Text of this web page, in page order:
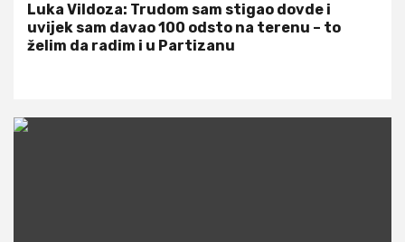
Luka Vildoza: Trudom sam stigao dovde i
uvijek sam davao 100 odsto na terenu – to
želim da radim i u Partizanu